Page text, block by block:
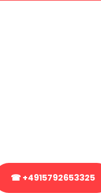
☎ +4915792653325